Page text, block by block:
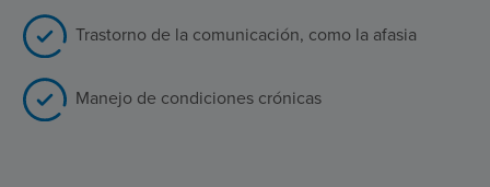
Trastorno de la comunicación, como la afasia
Manejo de condiciones crónicas